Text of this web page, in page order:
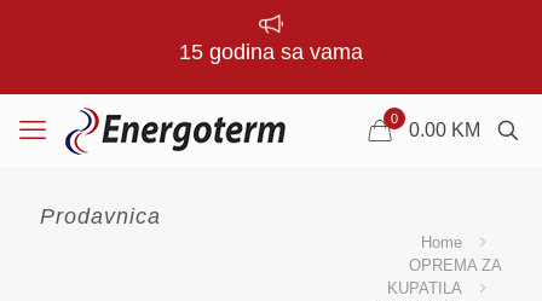
15 godina sa vama
0
0.00 KM
Prodavnica
Home
OPREMA ZA
KUPATILA